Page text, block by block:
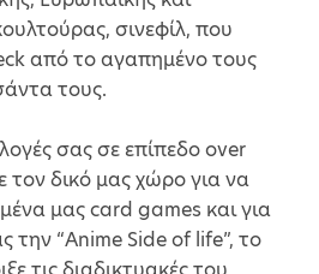
σινεφίλ, που
από το αγαπημένο τους
τους.
σας σε επίπεδο over
τον δικό μας χώρο για να
μας card games και για
την “Anime Side of life”, το